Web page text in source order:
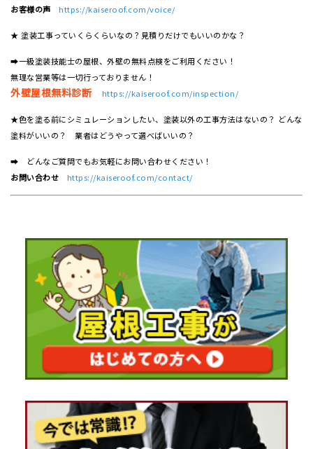
お客様の声
https://kaiseroof.com/voice/
★ 塗装工事っていくらくらいなの？見積りだけでもいいのかな？
➡一級塗装技能士の屋根、外壁の無料点検をご利用ください！
無理な営業等は一切行っておりません！
外壁屋根無料診断 https://kaiseroof.com/inspection/
★色を塗る前にシミュレーションしたい、塗装以外の工事方法はないの？ どんな
塗料がいいの？ 業者はどうやって選べばいいの？
➡ どんなご質問でもお気軽にお問い合わせください！
お問い合わせ
https://kaiseroof.com/contact/